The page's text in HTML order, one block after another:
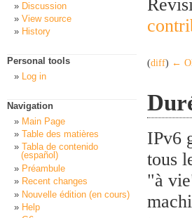
(diff) ←
IPv6
tous
"à
Discussion
View source
History
Personal tools
Log in
Navigation
Main Page
Table des matières
Tabla de contenido
(español)
Préambule
Recent changes
Nouvelle édition (en cours)
Help